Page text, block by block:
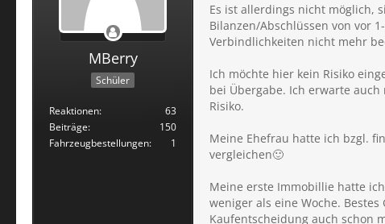
MBerry
Schüler
Reaktionen
63
Beiträge
150
Fahrzeugbestellungen
1
Es ist allerdings nicht möglich,
Bilanzen/Abschlüssen von vor
Verbindlichkeiten nicht mehr
Ich möchte hier kein Risiko
bei Übergabe. Ich erwarte
Risiko.
Meine Ehefrau hatte ich bzgl.
vergleichen🙂
Meine erste Immobillie hatte
weniger als eine Woche.
Kaufentscheidung auch schon